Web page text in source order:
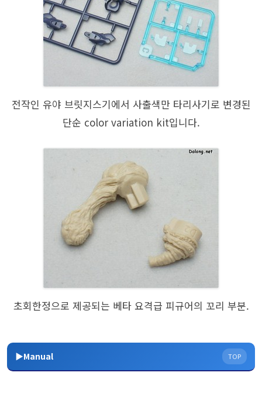
전작인 유야 브릿지스기에서 사출색만 타리사기로 변경된
단순 color variation kit입니다.
초회한정으로 제공되는 베타 요격급 피규어의 꼬리 부분.
▶Manual TOP